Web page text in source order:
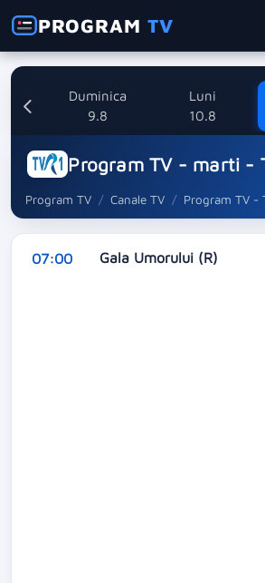
PROGRAMTV
Duminica
9.8
Luni
10.8
Program TV - marti -
Program TV Canale TV Program TV -
07:00 Gala Umorului (R)